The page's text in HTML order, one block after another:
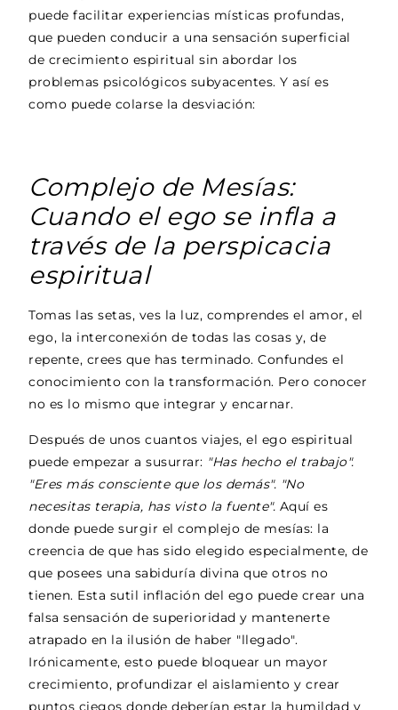
puede facilitar experiencias místicas profundas,
que pueden conducir a una sensación superficial
de crecimiento espiritual sin abordar los
problemas psicológicos subyacentes. Y así es
como puede colarse la desviación:
Complejo de Mesías:
Cuando el ego se infla a
través de la perspicacia
espiritual
Tomas las setas, ves la luz, comprendes el amor, el
ego, la interconexión de todas las cosas y, de
repente, crees que has terminado. Confundes el
conocimiento con la transformación. Pero conocer
no es lo mismo que integrar y encarnar.
Después de unos cuantos viajes, el ego espiritual
puede empezar a susurrar: "Has hecho el trabajo".
"Eres más consciente que los demás". "No
necesitas terapia, has visto la fuente". Aquí es
donde puede surgir el complejo de mesías: la
creencia de que has sido elegido especialmente, de
que posees una sabiduría divina que otros no
tienen. Esta sutil inflación del ego puede crear una
falsa sensación de superioridad y mantenerte
atrapado en la ilusión de haber "llegado".
Irónicamente, esto puede bloquear un mayor
crecimiento, profundizar el aislamiento y crear
puntos ciegos donde deberían estar la humildad y